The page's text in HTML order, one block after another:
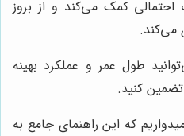
کمک می‌کند و از بروز
می‌کند.
طول عمر و عملکرد بهینه
تضمین کنید.
که این راهنمای جامع به